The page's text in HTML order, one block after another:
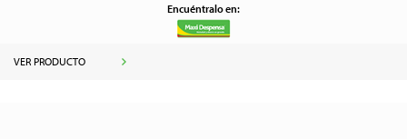
Encuéntralo en:
VER PRODUCTO